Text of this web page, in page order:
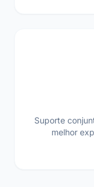
Suporte
melhor